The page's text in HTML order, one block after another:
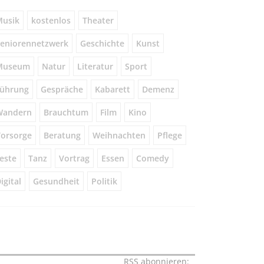
kostenlos Theater
Geschichte Kunst
Natur Literatur Sport
Gespräche Kabarett Demenz
Brauchtum Film Kino
Beratung Weihnachten Pflege
Tanz Vortrag Essen Comedy
Gesundheit Politik
RSS abonnieren: